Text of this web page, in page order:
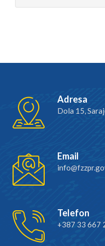
Adresa
Dola 15,
Email
Telefon
+387 33 667